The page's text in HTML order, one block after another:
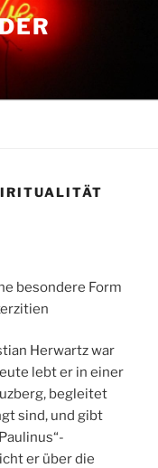
besondere Form
Herwartz war
lebt er in einer
begleitet
sind, und gibt
er über die